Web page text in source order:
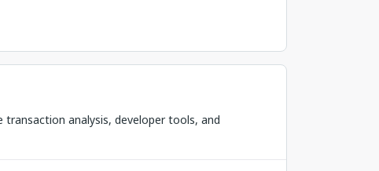
transaction analysis, developer tools, and